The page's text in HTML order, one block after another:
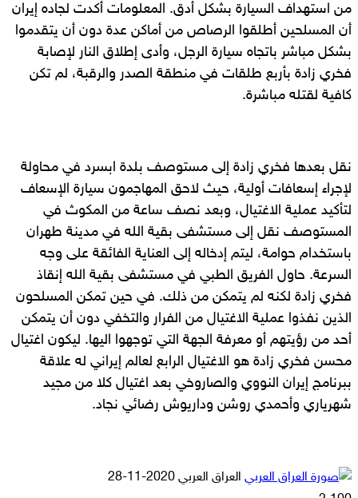
من استهداف السيارة بشكل أدق. المعلومات أكدت لجاده إيران
أن المسلحين أطلقوا الرصاص من أماكن عدة دون أن يتقدموا
بشكل مباشر باتجاه سيارة الرجل، وأدى إطلاق النار لإصابة
فخري زادة بأربع طلقات في منطقة الصدر والرقبة، لم تكن
كافية لقتله مباشرة.
نقل بعدها فخري زادة إلى مستوصف بلدة ابسرد في محاولة
لإجراء إسعافات أولية، حيث لاحق المهاجمون سيارة الإسعاف
لتأكيد عملية الاغتيال، وبعد نصف ساعة من المكوث في
المستوصف نقل إلى مستشفى بقية الله في مدينة طهران
باستخدام حوامة، ليتم إدخاله إلى العناية الفائقة على وجه
السرعة. حاول الفريق الطبي في مستشفى بقية الله إنقاذ
فخري زادة لكنه لم يتمكن من ذلك. في حين تمكن المسلحون
الذين نفذوا عملية الاغتيال من الفرار والتخفي دون أن يتمكن
أحد من رؤيتهم أو معرفة الجهة التي توجهوا اليها. ليكون اغتيال
محسن فخري زادة هو الاغتيال الرابع لعالم إيراني له علاقة
ببرنامج إيران النووي والصاروخي بعد اغتيال كلا من مجيد
شهرياري وأحمدي روشن وداريوش رضائي نجاد.
العراق العربي أرسل
2020-11-28